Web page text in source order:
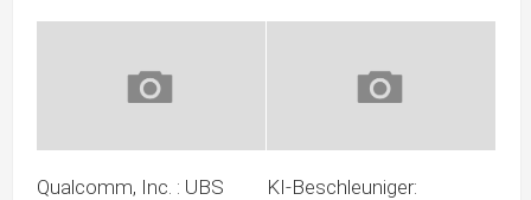
Qualcomm, Inc. : UBS
KI-Beschleuniger: